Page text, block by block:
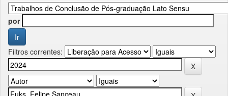
por
Filtros correntes: